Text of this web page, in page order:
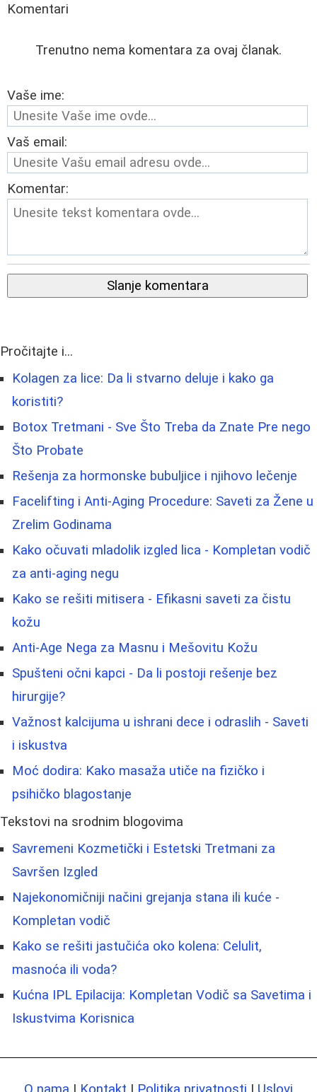
Komentari
Trenutno nema komentara za ovaj članak.
Vaše ime:
Vaš email:
Komentar:
Slanje komentara
Pročitajte i...
Kolagen za lice: Da li stvarno deluje i kako ga
koristiti?
Botox Tretmani - Sve Što Treba da Znate Pre nego
Što Probate
Rešenja za hormonske bubuljice i njihovo lečenje
Facelifting i Anti-Aging Procedure: Saveti za Žene u
Zrelim Godinama
Kako očuvati mladolik izgled lica - Kompletan vodič
za anti-aging negu
Kako se rešiti mitisera - Efikasni saveti za čistu
kožu
Anti-Age Nega za Masnu i Mešovitu Kožu
Spušteni očni kapci - Da li postoji rešenje bez
hirurgije?
Važnost kalcijuma u ishrani dece i odraslih - Saveti
i iskustva
Moć dodira: Kako masaža utiče na fizičko i
psihičko blagostanje
Tekstovi na srodnim blogovima
Savremeni Kozmetički i Estetski Tretmani za
Savršen Izgled
Najekonomičniji načini grejanja stana ili kuće -
Kompletan vodič
Kako se rešiti jastučića oko kolena: Celulit,
masnoća ili voda?
Kućna IPL Epilacija: Kompletan Vodič sa Savetima i
Iskustvima Korisnica